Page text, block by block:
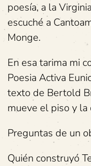
poesía, a la
escuché a
Monge.
En esa tarima mi
Poesia Activa
texto de Bertold
mueve el piso y la
Preguntas de un
Quién construyó